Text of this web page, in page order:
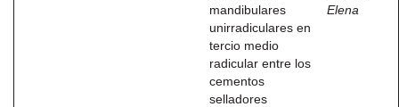
mandibulares
unirradiculares en
tercio medio
radicular entre los
cementos
selladores
Elena